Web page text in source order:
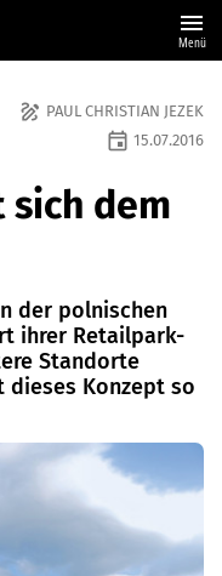
menu
Menü
draw PAUL CHRISTIAN JEZEK
event 15.07.2016
sich dem
der polnischen
ihrer Retailpark-
Stand­orte
dieses Konzept so